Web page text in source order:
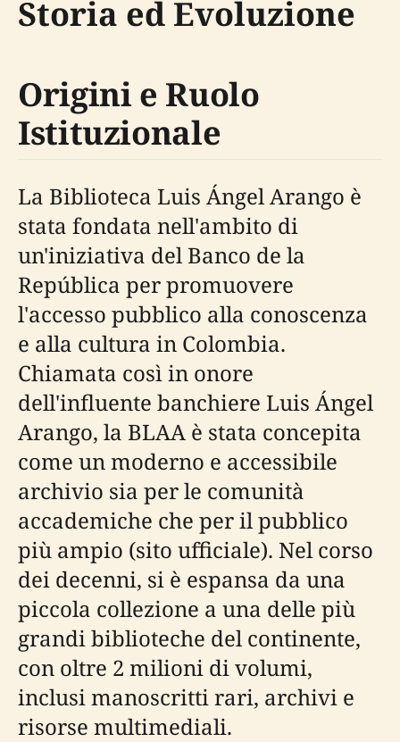
Storia ed Evoluzione
Origini e Ruolo
Istituzionale
La Biblioteca Luis Ángel Arango è
stata fondata nell'ambito di
un'iniziativa del Banco de la
República per promuovere
l'accesso pubblico alla conoscenza
e alla cultura in Colombia.
Chiamata così in onore
dell'influente banchiere Luis Ángel
Arango, la BLAA è stata concepita
come un moderno e accessibile
archivio sia per le comunità
accademiche che per il pubblico
più ampio (sito ufficiale). Nel corso
dei decenni, si è espansa da una
piccola collezione a una delle più
grandi biblioteche del continente,
con oltre 2 milioni di volumi,
inclusi manoscritti rari, archivi e
risorse multimediali.